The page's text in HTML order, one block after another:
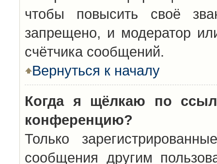
чтобы повысить своё
запрещено, и модератор
счётчика сообщений.
Вернуться к началу
Когда я щёлкаю по
конференцию?
Только
сообщения другим